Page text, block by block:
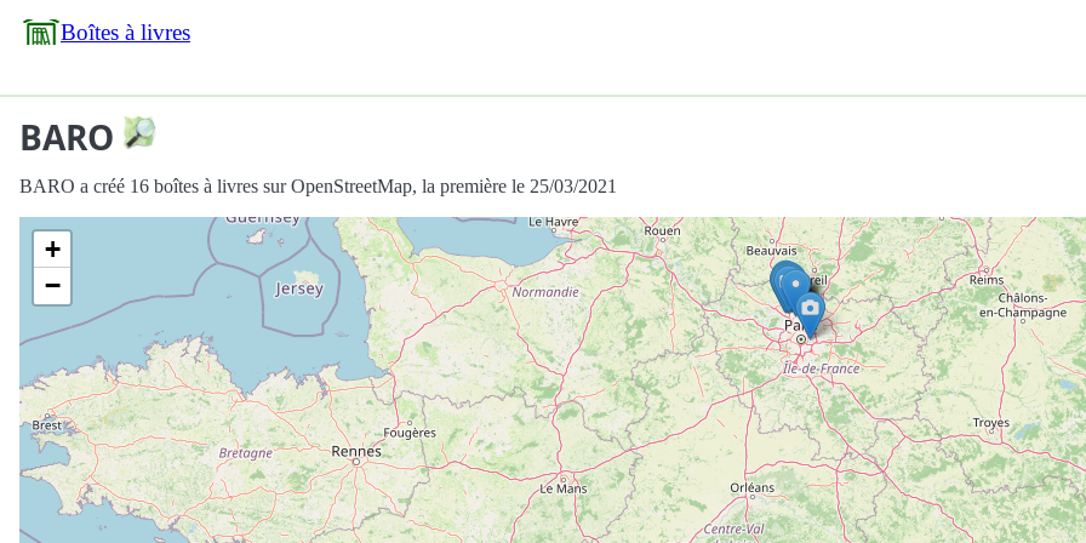
Boîtes à livres
BARO
BARO a créé 16 boîtes à livres sur OpenStreetMap, la première le 25/03/2021
+
−